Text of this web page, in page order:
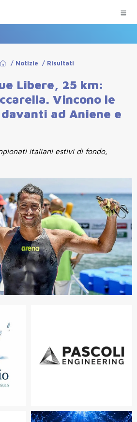
/ Notizie / Risultati
Libere, 25 km:
Vincono le
ad Aniene e
italiani estivi di fondo,